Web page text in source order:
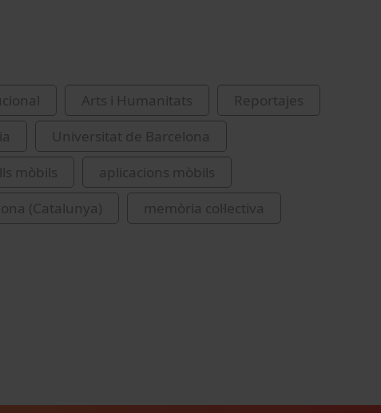
Arts i Humanitats
Reportajes
Universitat de Barcelona
mòbils
aplicacions mòbils
(Catalunya)
memòria col·lectiva